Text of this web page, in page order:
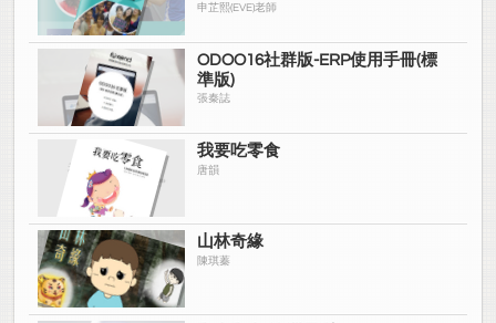
申芷熙(EVE)老師
ODOO16社群版-ERP使用手冊(標
準版)
張秦誌
我要吃零食
唐韻
山林奇緣
陳琪蓁